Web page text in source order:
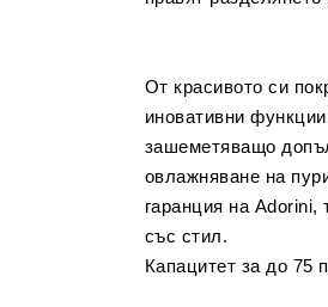
От красивото си
иновативни
зашеметяващо
овлажняване на
гаранция на Аdorini,
със стил.
Капацитет за до 75